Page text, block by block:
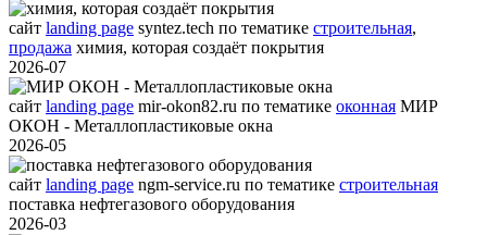
сайт landing page syntez.tech по тематике строительная,
продажа химия, которая создаёт покрытия
2026-07
сайт landing page mir-okon82.ru по тематике оконная МИР
ОКОН - Металлопластиковые окна
2026-05
сайт landing page ngm-service.ru по тематике строительная
поставка нефтегазового оборудования
2026-03